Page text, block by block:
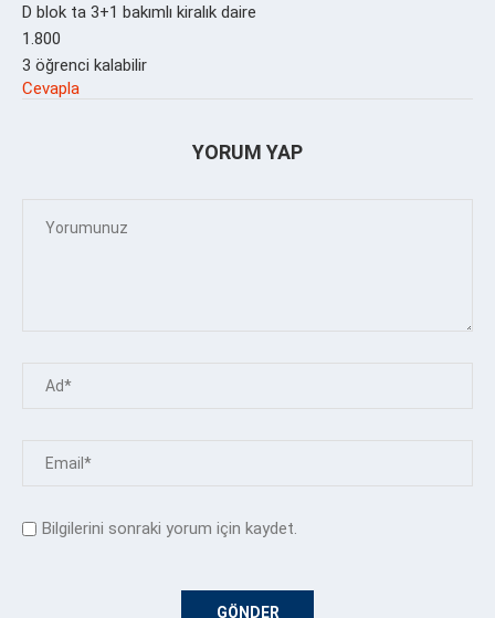
D blok ta 3+1 bakımlı kiralık daire
1.800
3 öğrenci kalabilir
Cevapla
YORUM YAP
Bilgilerini sonraki yorum için kaydet.